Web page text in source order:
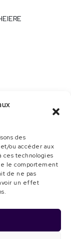
des
ou accéder aux
ces technologies
le comportement
de ne pas
un effet